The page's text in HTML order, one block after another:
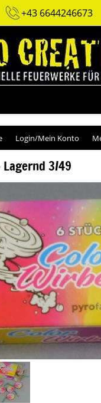
+43 6644246673
Login/Mein Konto
3/49